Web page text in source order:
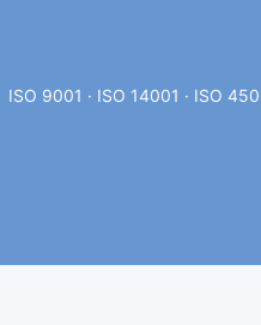
ISO 9001 · ISO 14001 · ISO